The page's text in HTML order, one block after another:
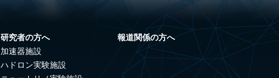
研究者の方へ
加速器施設
ハドロン実験施設
報道関係の方へ